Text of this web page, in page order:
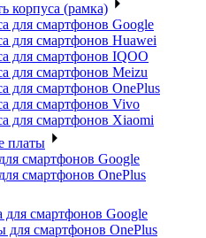
корпуса (рамка)
для смартфонов Google
для смартфонов Huawei
для смартфонов IQOO
для смартфонов Meizu
для смартфонов OnePlus
для смартфонов Vivo
для смартфонов Xiaomi
платы
смартфонов Google
смартфонов OnePlus
для смартфонов Google
для смартфонов OnePlus